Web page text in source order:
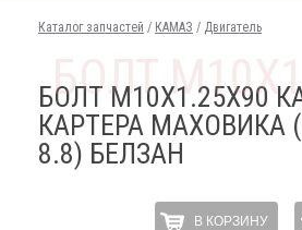
Каталог запчастей / КАМАЗ / Двигатель
БОЛТ М10Х1.25Х90
КАРТЕРА МАХОВИКА
8.8) БЕЛЗАН
В КОРЗИНУ